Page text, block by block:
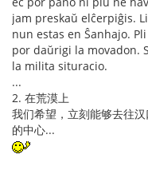
jam preskaŭ elĉerpiĝis.
nun estas en Ŝanhajo.
por daŭrigi la movadon.
la milita situracio.
...
2. 在荒漠上
我们希望，立刻能够去往
的中心...